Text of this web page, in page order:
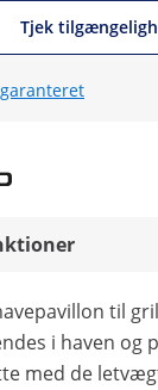
Tjek
til
i haven og
med de